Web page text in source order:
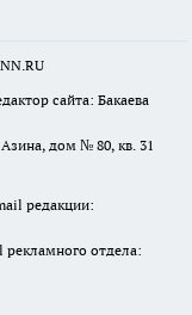
сайта: Бакаева
дом № 80, кв. 31
редакции:
рекламного отдела: